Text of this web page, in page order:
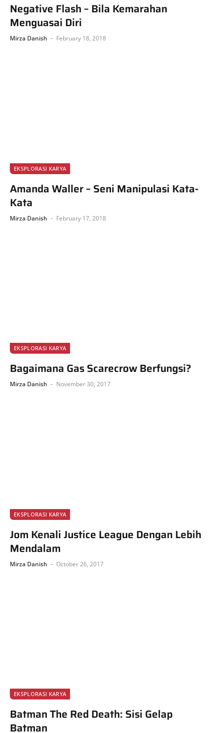
Negative Flash – Bila Kemarahan
Menguasai Diri
Mirza Danish February 18, 2018
EKSPLORASI KARYA
Amanda Waller – Seni Manipulasi Kata-
Kata
Mirza Danish February 17, 2018
EKSPLORASI KARYA
Bagaimana Gas Scarecrow Berfungsi?
Mirza Danish November 30, 2017
EKSPLORASI KARYA
Jom Kenali Justice League Dengan Lebih
Mendalam
Mirza Danish October 26, 2017
EKSPLORASI KARYA
Batman The Red Death: Sisi Gelap
Batman